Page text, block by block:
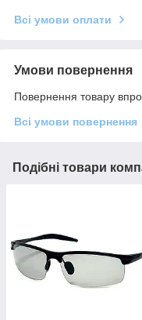
Всі умови оплати
Умови повернення
Повернення товару
Всі умови повернення
Подібні товари